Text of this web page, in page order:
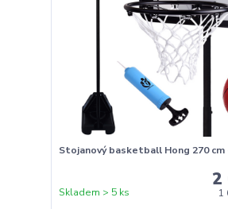
Stojanový basketball Hong 270 cm
2
1
Skladem > 5 ks